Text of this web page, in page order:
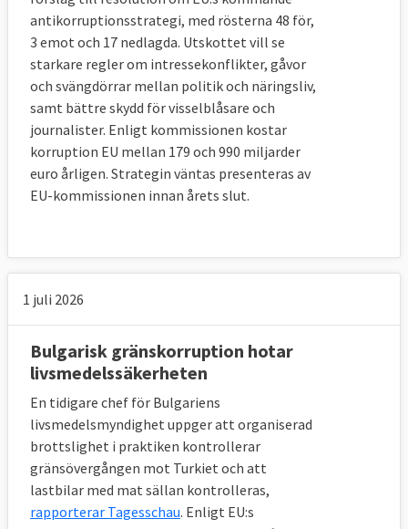
antikorruptionsstrategi, med rösterna 48 för,
3 emot och 17 nedlagda. Utskottet vill se
starkare regler om intressekonflikter, gåvor
och svängdörrar mellan politik och näringsliv,
samt bättre skydd för visselblåsare och
journalister. Enligt kommissionen kostar
korruption EU mellan 179 och 990 miljarder
euro årligen. Strategin väntas presenteras av
EU-kommissionen innan årets slut.
1 juli 2026
Bulgarisk gränskorruption hotar
livsmedelssäkerheten
En tidigare chef för Bulgariens
livsmedelsmyndighet uppger att organiserad
brottslighet i praktiken kontrollerar
gränsövergången mot Turkiet och att
lastbilar med mat sällan kontrolleras,
rapporterar Tagesschau. Enligt EU:s